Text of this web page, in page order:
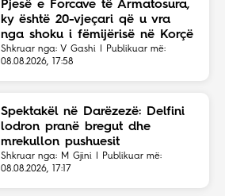
Pjesë e Forcave të Armatosura,
ky është 20-vjeçari që u vra
nga shoku i fëmijërisë në Korçë
Shkruar nga: V Gashi | Publikuar më:
08.08.2026, 17:58
Spektakël në Darëzezë: Delfini
lodron pranë bregut dhe
mrekullon pushuesit
Shkruar nga: M Gjini | Publikuar më:
08.08.2026, 17:17